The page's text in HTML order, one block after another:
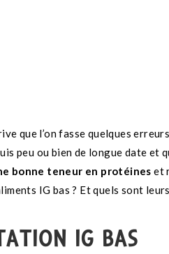
que l’on fasse quelques
peu ou bien de longue date et
bonne teneur en protéines et
IG bas ? Et quels sont
IG BAS